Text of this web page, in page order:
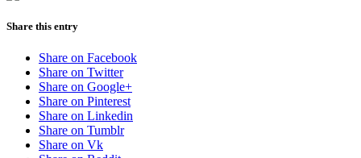
Share this entry
Share on Facebook
Share on Twitter
Share on Google+
Share on Pinterest
Share on Linkedin
Share on Tumblr
Share on Vk